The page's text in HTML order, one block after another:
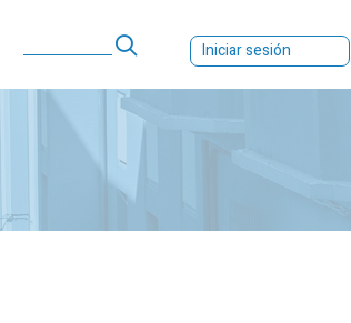
Iniciar sesión